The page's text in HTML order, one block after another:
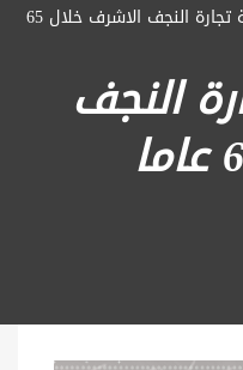
/ رؤساء غرفة تجارة النجف الاشرف خلال 65
النجف